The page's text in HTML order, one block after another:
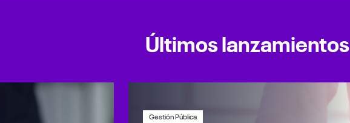
Últimos lanzamientos
Gestión Pública